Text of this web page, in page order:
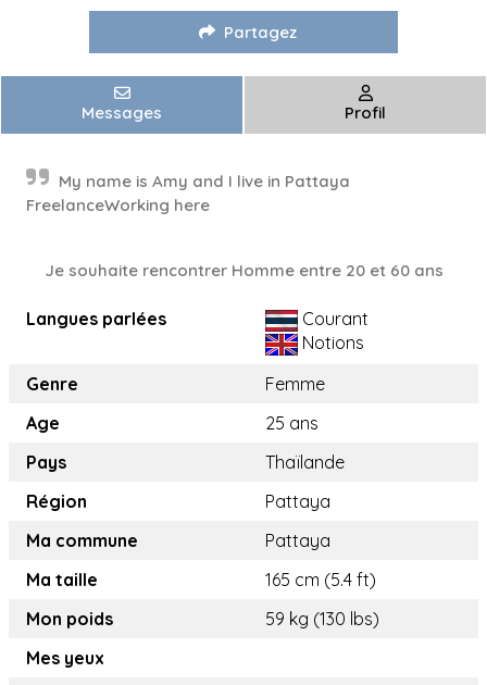
Partagez
Messages Profil
My name is Amy and I live in Pattaya
FreelanceWorking here
Je souhaite rencontrer Homme entre 20 et 60 ans
Langues parlées
Courant
Notions
Genre
Femme
Age
25 ans
Pays
Thaïlande
Région
Pattaya
Ma commune
Pattaya
Ma taille
165 cm (5.4 ft)
Mon poids
59 kg (130 lbs)
Mes yeux